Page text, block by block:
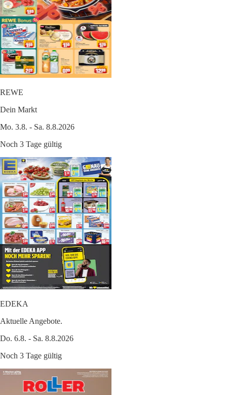
REWE
Dein Markt
Mo. 3.8. - Sa. 8.8.2026
Noch 3 Tage gültig
EDEKA
Aktuelle Angebote.
Do. 6.8. - Sa. 8.8.2026
Noch 3 Tage gültig